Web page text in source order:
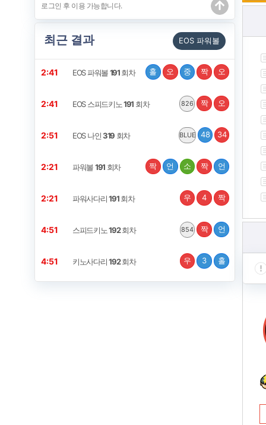
최근 결과 EOS 파워볼
2:41 EOS 파워볼191회차 홀 오 중 짝 오
2:41 EOS 스피드키노191 회차 826 짝 오
2:51 EOS 나인319 회차 BLUE 48 34
2:21 파워볼191회차 짝 언 소 짝 언
2:21 파워사다리191회차 우 4 짝
4:51 스피드키노192회차 854 짝 언
4:51 키노사다리192회차 우 3 홀